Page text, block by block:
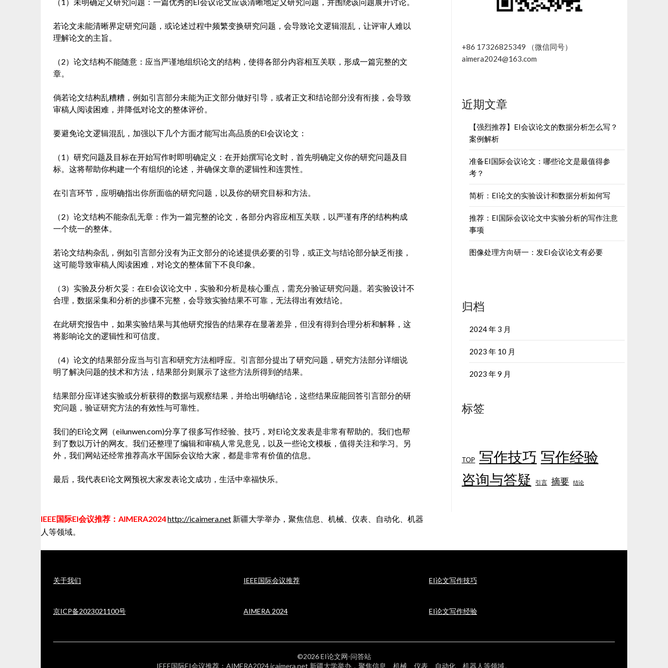
若论文未能清晰界定研究问题，或论述过程中频繁变换研究问题，会导致论文逻辑混乱，让评审人难以
理解论文的主旨。
（2）论文结构不能随意：应当严谨地组织论文的结构，使得各部分内容相互关联，形成一篇完整的文
章。
倘若论文结构乱糟糟，例如引言部分未能为正文部分做好引导，或者正文和结论部分没有衔接，会导致
审稿人阅读困难，并降低对论文的整体评价。
要避免论文逻辑混乱，加强以下几个方面才能写出高品质的EI会议论文：
（1）研究问题及目标在开始写作时即明确定义：在开始撰写论文时，首先明确定义你的研究问题及目
标。这将帮助你构建一个有组织的论述，并确保文章的逻辑性和连贯性。
在引言环节，应明确指出你所面临的研究问题，以及你的研究目标和方法。
（2）论文结构不能杂乱无章：作为一篇完整的论文，各部分内容应相互关联，以严谨有序的结构构成
一个统一的整体。
若论文结构杂乱，例如引言部分没有为正文部分的论述提供必要的引导，或正文与结论部分缺乏衔接，
这可能导致审稿人阅读困难，对论文的整体留下不良印象。
（3）实验及分析欠妥：在EI会议论文中，实验和分析是核心重点，需充分验证研究问题。若实验设计不
合理，数据采集和分析的步骤不完整，会导致实验结果不可靠，无法得出有效结论。
在此研究报告中，如果实验结果与其他研究报告的结果存在显著差异，但没有得到合理分析和解释，这
将影响论文的逻辑性和可信度。
（4）论文的结果部分应当与引言和研究方法相呼应。引言部分提出了研究问题，研究方法部分详细说
明了解决问题的技术和方法，结果部分则展示了这些方法所得到的结果。
结果部分应详述实验或分析获得的数据与观察结果，并给出明确结论，这些结果应能回答引言部分的研
究问题，验证研究方法的有效性与可靠性。
我们的EI论文网（eilunwen.com)分享了很多写作经验、技巧，对EI论文发表是非常有帮助的。我们也帮
到了数以万计的网友。我们还整理了编辑和审稿人常见意见，以及一些论文模板，值得关注和学习。另
外，我们网站还经常推荐高水平国际会议给大家，都是非常有价值的信息。
最后，我代表EI论文网预祝大家发表论文成功，生活中幸福快乐。
IEEE国际EI会议推荐：AIMERA2024http://icaimera.net 新疆大学举办，聚焦信息、机械、仪表、自动化、机器
人等领域。
+86 17326825349 （微信同号）
aimera2024@163.com
近期文章
【强烈推荐】EI会议论文的数据分析怎么写？
案例解析
准备EI国际会议论文：哪些论文是最值得参
考？
简析：EI论文的实验设计和数据分析如何写
推荐：EI国际会议论文中实验分析的写作注意
事项
图像处理方向研一：发EI会议论文有必要
归档
2024 年 3 月
2023 年 10 月
2023 年 9 月
标签
TOP 写作技巧 写作经验
咨询与答疑 引言 摘要 结论
关于我们
京ICP备2023021100号
IEEE国际会议推荐
AIMERA 2024
EI论文写作技巧
EI论文写作经验
©2026 EI论文网-问答站
IEEE国际EI会议推荐：AIMERA2024 icaimera.net 新疆大学举办，聚焦信息、机械、仪表、自动化、机器人等领域。